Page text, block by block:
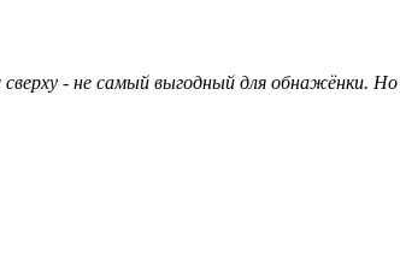
сверху - не самый выгодный для